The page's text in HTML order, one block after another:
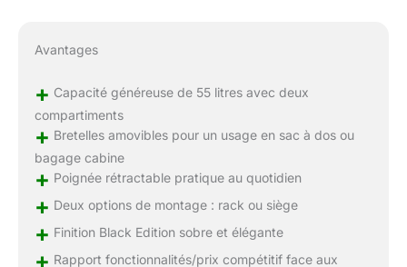
Avantages
+ Capacité généreuse de 55 litres avec deux
compartiments
+ Bretelles amovibles pour un usage en sac à dos ou
bagage cabine
+ Poignée rétractable pratique au quotidien
+ Deux options de montage : rack ou siège
+ Finition Black Edition sobre et élégante
+ Rapport fonctionnalités/prix compétitif face aux